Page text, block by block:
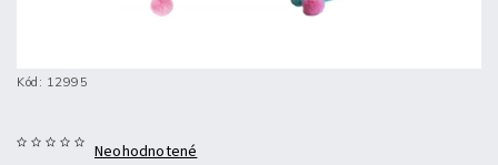
Kód: 12995
Neohodnotené